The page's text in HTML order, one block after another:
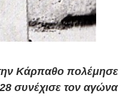
την Κάρπαθο πολέμησε
συνέχισε τον αγώνα